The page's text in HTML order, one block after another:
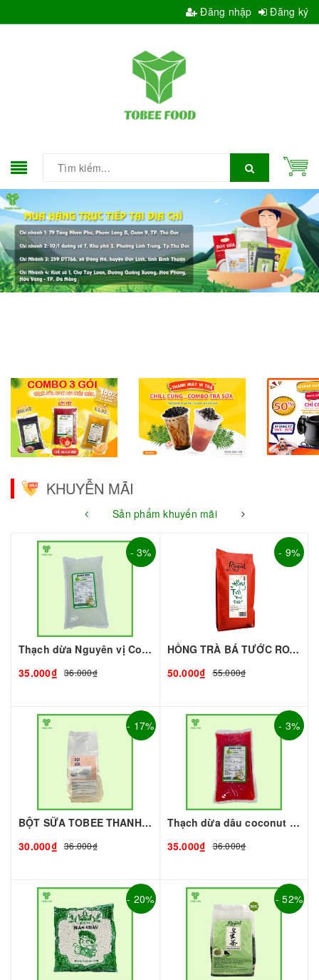
Đăng nhập Đăng ký
KHUYỄN MÃI
Sản phẩm khuyến mãi
- 3%
Thạch dừa Nguyên vị Coconut 1kg I Nguyên Liệu Pha Chế - Tobee Food
35.000₫ 36.000₫
- 9%
HỒNG TRÀ BÁ TƯỚC ROYAL (gói 500g)
50.000₫
55.000₫
- 17%
BỘT SỮA TOBEE THANH VỊ - 300g - TOBEE FOOD | Bột Sữa làm Trà Sữa - TOBEE FOOD
30.000₫ 36.000₫
- 3%
Thạch dừa dâu coconut 1kg I Nguyên Liệu Pha Chế - Tobee Food
35.000₫
36.000₫
- 20% - 52%